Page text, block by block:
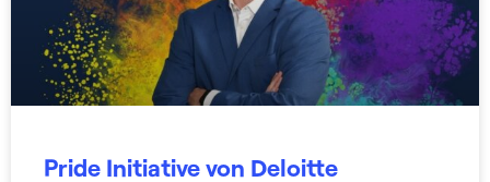
Pride Initiative von Deloitte